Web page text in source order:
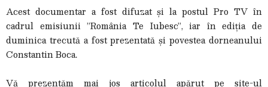
Acest documentar a fost difuzat și la postul Pro TV în
cadrul emisiunii ”România Te Iubesc”, iar în ediția de
duminica trecută a fost prezentată și povestea dorneanului
Constantin Boca.
Vă prezentăm mai jos articolul apărut pe site-ul